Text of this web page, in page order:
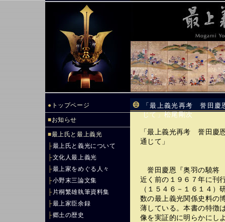
● トップページ
■お知らせ
■最上氏と最上義光
├最上氏と義光について
├文化人最上義光
├最上家をめぐる人々
├小野末三論文集
├ 片桐繁雄執筆資料集
├最上家臣余録
├郷土の歴史
「最上義光再考 誉田
じて」松尾剛次
「最上義光再考 誉田慶
通じて」
誉田慶恩『奥羽の驍将
近く前の１９６７年に刊
（１５４６－１６１４
数の最上義光関係史料の
薄している。本書の特徴
像を実証的に明らかにし